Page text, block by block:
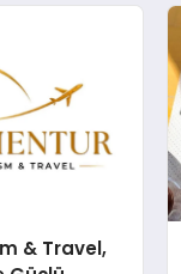
& Travel,